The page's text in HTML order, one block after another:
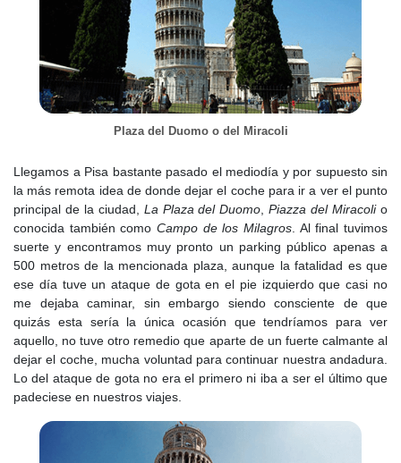
Plaza del Duomo o del Miracoli
Llegamos a Pisa bastante pasado el mediodía y por supuesto sin
la más remota idea de donde dejar el coche para ir a ver el punto
principal de la ciudad, La Plaza del Duomo,Piazza del Miracolio
conocida también como Campo de los Milagros. Al final tuvimos
suerte y encontramos muy pronto un parking público apenas a
500 metros de la mencionada plaza, aunque la fatalidad es que
ese día tuve un ataque de gota en el pie izquierdo que casi no
me dejaba caminar, sin embargo siendo consciente de que
quizás esta sería la única ocasión que tendríamos para ver
aquello, no tuve otro remedio que aparte de un fuerte calmante al
dejar el coche, mucha voluntad para continuar nuestra andadura.
Lo del ataque de gota no era el primero ni iba a ser el último que
padeciese en nuestros viajes.